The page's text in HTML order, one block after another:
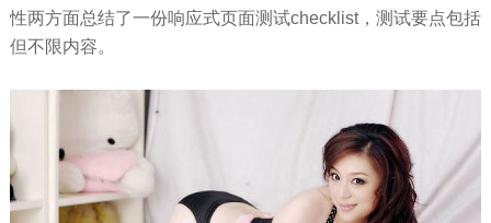
性两方面总结了一份响应式页面测试checklist，测试要点包括
但不限内容。